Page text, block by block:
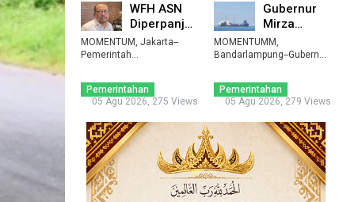
WFH ASN
Diperpanjang
Hingga
Akhir
2 ...
MOMENTUM, Jakarta--
Pemerintah
Pemerintahan
05 Agu 2026, 275 Views
Gubernur
Mirza
Saksikan
Peluncuran
MOMENTUMM,
Bandarlampung--Gubernur
Pemerintahan
05 Agu 2026, 279 Views